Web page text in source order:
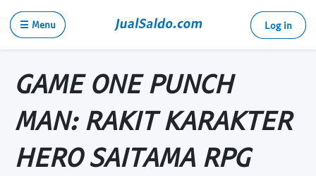
☰ Menu Log in
GAME ONE PUNCH
MAN: RAKIT KARAKTER
HERO SAITAMA RPG